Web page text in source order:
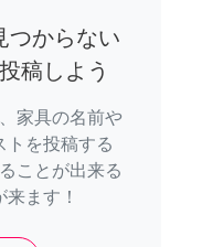
つからない
稿しよう
家具の名前や
トを投稿する
ことが出来る
ます！